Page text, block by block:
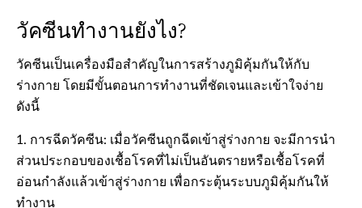
วัคซีนทำงานยังไง?
วัคซีนเป็นเครื่องมือสำคัญในการสร้างภูมิคุ้มกันให้กับ
ร่างกาย โดยมีขั้นตอนการทำงานที่ชัดเจนและเข้าใจง่าย
ดังนี้
1. การฉีดวัคซีน: เมื่อวัคซีนถูกฉีดเข้าสู่ร่างกาย จะมีการนำ
ส่วนประกอบของเชื้อโรคที่ไม่เป็นอันตรายหรือเชื้อโรคที่
อ่อนกำลังแล้วเข้าสู่ร่างกาย เพื่อกระตุ้นระบบภูมิคุ้มกันให้
ทำงาน